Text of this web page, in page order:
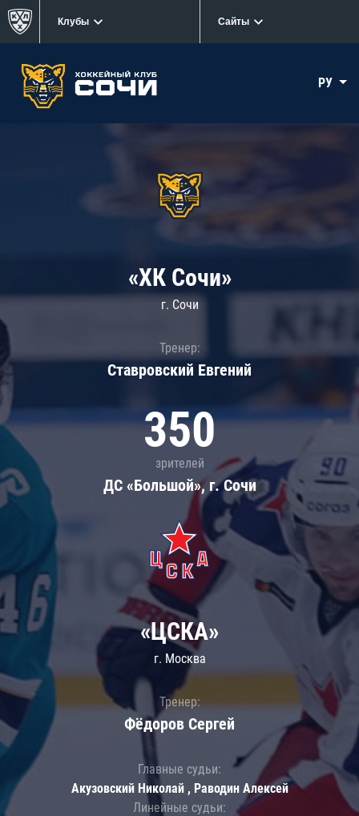
Клубы Сайты
РУ
«ХК Сочи»
г. Сочи
Тренер:
Ставровский Евгений
350
зрителей
ДС «Большой», г. Сочи
«ЦСКА»
г. Москва
Тренер:
Фёдоров Сергей
Главные судьи:
Акузовский Николай , Раводин Алексей
Линейные судьи: